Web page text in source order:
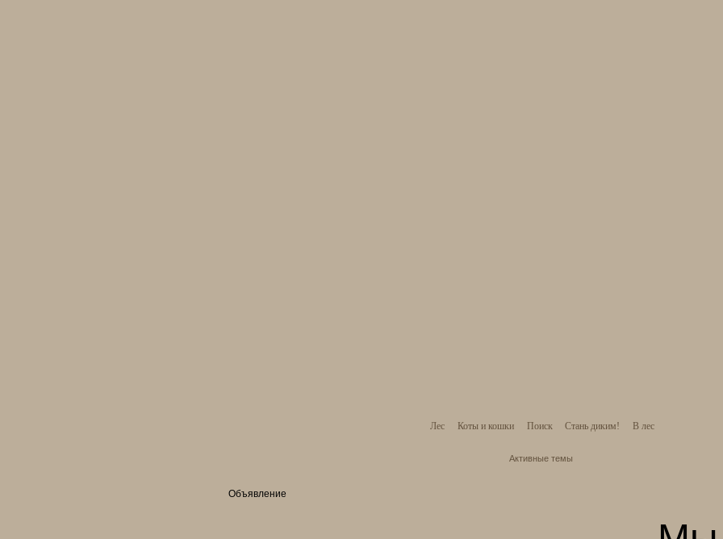
Лес Коты и кошки Поиск Стань диким! В лес
Активные темы
Объявление